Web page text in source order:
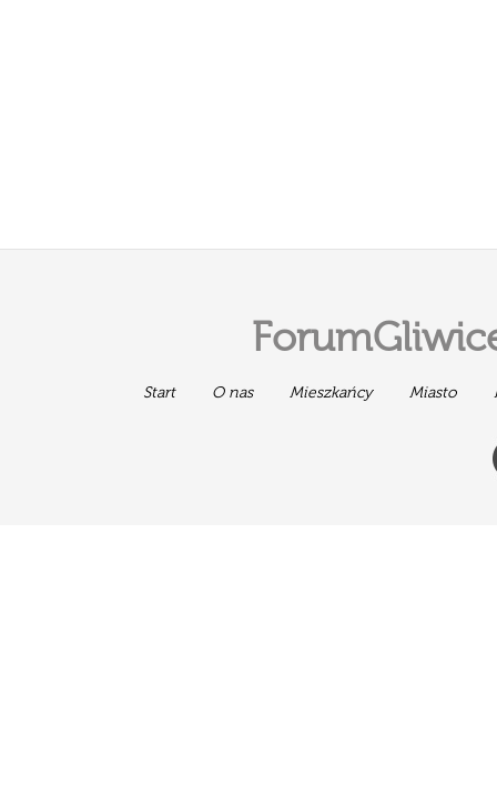
Start O nas Mieszkańcy Miasto